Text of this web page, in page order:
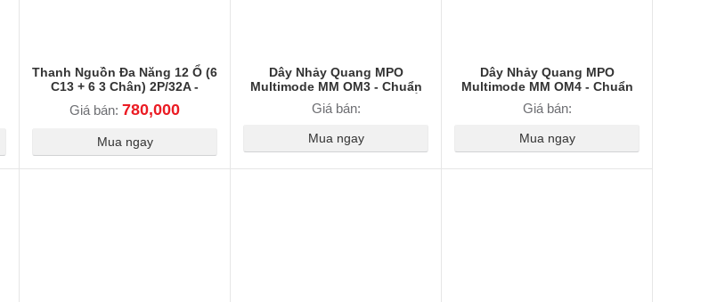
Thanh Nguồn Đa Năng 12 Ổ (6
C13 + 6 3 Chân) 2P/32A -
Báo An Toàn
Giá bán: 780,000
Mua ngay
Dây Nhảy Quang MPO
Multimode MM OM3 - Chuẩn
MPO-MPO, Truyền Dữ Liệu Ổn
Định & Tốc Độ Cao
Giá bán:
Mua ngay
Dây Nhảy Quang MPO
Multimode MM OM4 - Chuẩn
MPO-MPO, Truyền Dữ Liệu Tốc
Độ Cao, Suy Hao Thấp
Giá bán:
Mua ngay